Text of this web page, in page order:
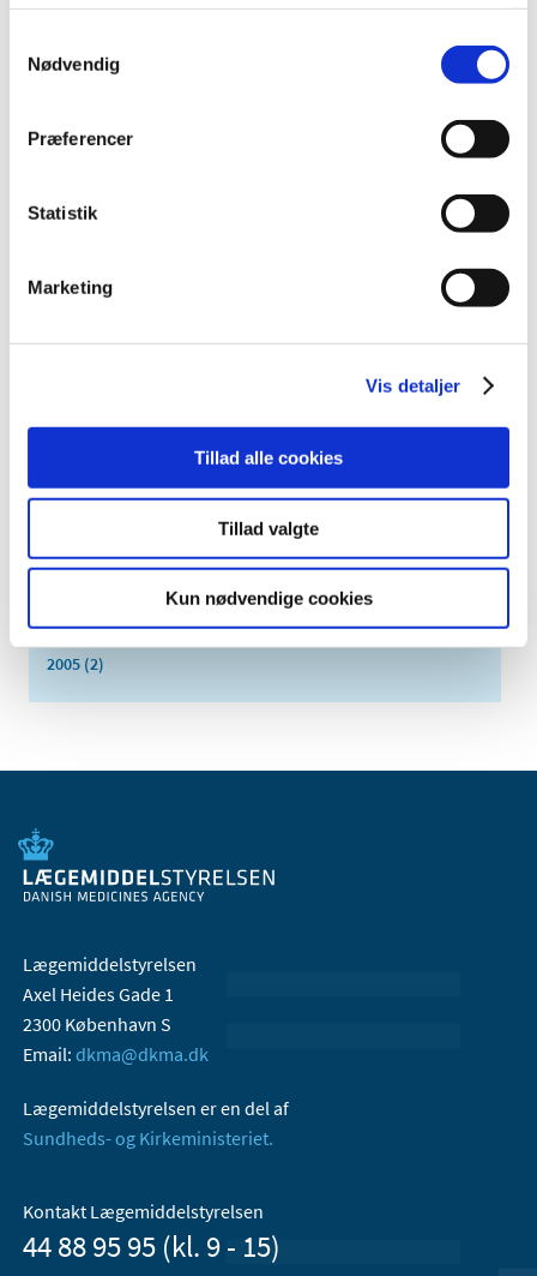
Nødvendig
Præferencer
Statistik
Marketing
Vis detaljer
Tillad alle cookies
Tillad valgte
Kun nødvendige cookies
oktober (1)
august (4)
juni (8)
marts (3)
2012 (44)
2010 (7)
2008 (8)
2006 (9)
2005 (2)
Lægemiddelstyrelsen
Axel Heides Gade 1
2300 København S
Email: dkma@dkma.dk
Lægemiddelstyrelsen er en del af
Sundheds- og Kirkeministeriet.
Kontakt Lægemiddelstyrelsen
44 88 95 95 (kl. 9 - 15)